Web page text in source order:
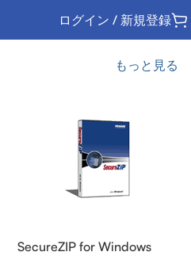
ログイン / 新規登録
もっと見る
SecureZIP for Windows